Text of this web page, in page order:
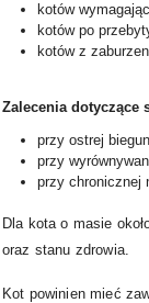
kotów
kotów po
kotów z
Zalecenia dotyczące
przy ostrej
przy
przy chronicznej
Dla kota o masie
oraz stanu zdrowia.
Kot powinien mieć